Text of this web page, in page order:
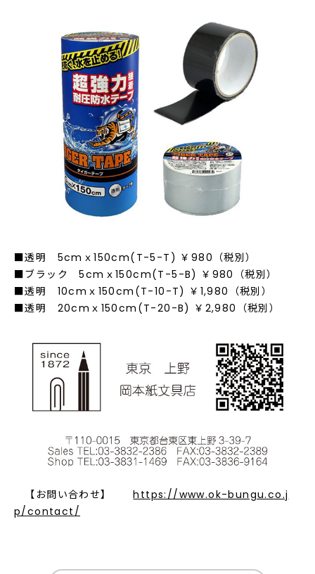
■透明 5cmｘ150cm(T-5-T) ￥980（税別）
■ブラック 5cmｘ150cm(T-5-B) ￥980（税別）
■透明 10cmｘ150cm(T-10-T) ￥1,980（税別）
■透明 20cmｘ150cm(T-20-B) ￥2,980（税別）
【お問い合わせ】https://www.ok-bungu.co.j
p/contact/